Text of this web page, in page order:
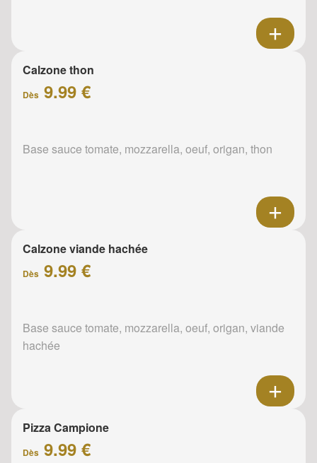
Calzone thon
Dès 9.99 €
Base sauce tomate, mozzarella, oeuf, origan, thon
Calzone viande hachée
Dès 9.99 €
Base sauce tomate, mozzarella, oeuf, origan, viande
hachée
Pizza Campione
Dès 9.99 €